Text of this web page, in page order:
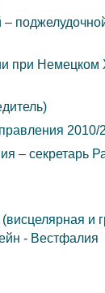
–
при
2010/
– секретарь
и
- Вестфалия